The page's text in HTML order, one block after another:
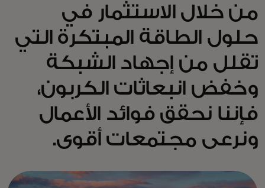
من خلال الاستثمار في
حلول الطاقة المبتكرة التي
تقلل من إجهاد الشبكة
وخفض انبعاثات الكربون،
فإننا نحقق فوائد الأعمال
ونرعى مجتمعات أقوى.